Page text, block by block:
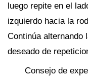
luego repite en el
izquierdo hacia la
Continúa alternando
deseado de
Consejo de